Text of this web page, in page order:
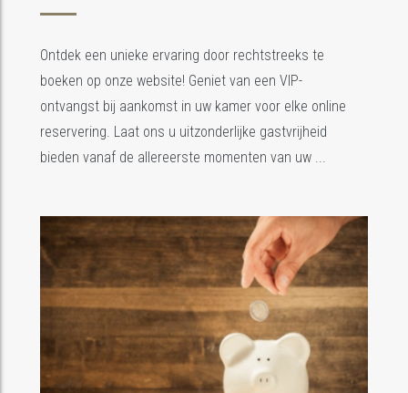
Ontdek een unieke ervaring door rechtstreeks te
boeken op onze website! Geniet van een VIP-
ontvangst bij aankomst in uw kamer voor elke online
reservering. Laat ons u uitzonderlijke gastvrijheid
bieden vanaf de allereerste momenten van uw ...